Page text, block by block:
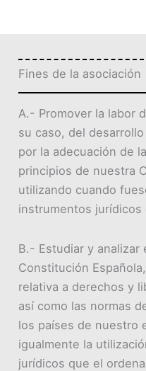
Fines de la asociación
A.- Promover la labor
su caso, del
por la adecuación de
principios de nuestra
utilizando cuando
instrumentos
B.- Estudiar y analizar
Constitución
relativa a derechos y
así como las normas
los países de nuestro
igualmente la
jurídicos que el